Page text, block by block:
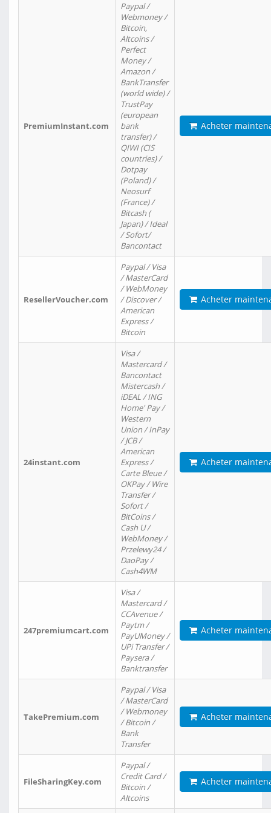
PremiumInstant.com
Paypal /
Webmoney /
Bitcoin,
Altcoins /
Perfect
Money /
Amazon /
BankTransfer
(world wide) /
TrustPay
(european
bank
transfer) /
QIWI (CIS
countries) /
Dotpay
(Poland) /
Neosurf
(France) /
Bitcash (
Japan) / Ideal
/ Sofort/
Bancontact
Acheter
ResellerVoucher.com
Paypal / Visa
/ MasterCard
/ WebMoney
/ Discover /
American
Express /
Bitcoin
Acheter
24instant.com
Visa /
Mastercard /
Bancontact
Mistercash /
iDEAL / ING
Home' Pay /
Western
Union / InPay
/ JCB /
American
Express /
Carte Bleue /
OKPay / Wire
Transfer /
Sofort /
BitCoins /
Cash U /
WebMoney /
Przelewy24 /
DaoPay /
Cash4WM
Acheter
247premiumcart.com
Visa /
Mastercard /
CCAvenue /
Paytm /
PayUMoney /
UPi Transfer /
Paysera /
Banktransfer
Acheter
TakePremium.com
Paypal / Visa
/ MasterCard
/ Webmoney
/ Bitcoin /
Bank
Transfer
Acheter
FileSharingKey.com
Paypal /
Credit Card /
Bitcoin /
Altcoins
Acheter